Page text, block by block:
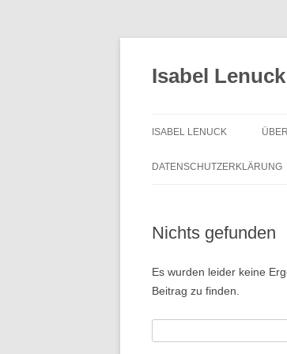
Isabel
ISABEL LENUCK
DATENSCHUTZERKLÄRUNG
Nichts gefunden
Es wurden leider keine
Beitrag zu finden.